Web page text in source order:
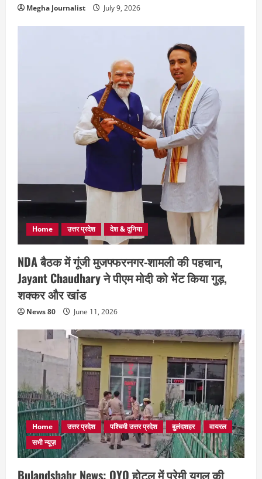
Megha Journalist July 9, 2026
Home उत्तर प्रदेश देश & दुनिया
NDA बैठक में गूंजी मुजफ्फरनगर-शामली की पहचान,
Jayant Chaudhary ने पीएम मोदी को भेंट किया गुड़,
शक्कर और खांड
News 80 June 11, 2026
Home उत्तर प्रदेश पश्चिमी उत्तर प्रदेश बुलंदशहर
वायरल
सभी न्यूज़
Bulandshahr News: OYO होटल में प्रेमी युगल की